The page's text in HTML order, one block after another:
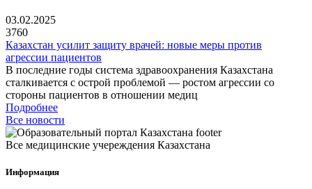
03.02.2025
3760
Казахстан усилит защиту врачей: новые меры против
агрессии пациентов
В последние годы система здравоохранения Казахстана
сталкивается с острой проблемой — ростом агрессии со
стороны пациентов в отношении медиц
Подробнее
Все новости
Все медицинские учереждения Казахстана
Информация